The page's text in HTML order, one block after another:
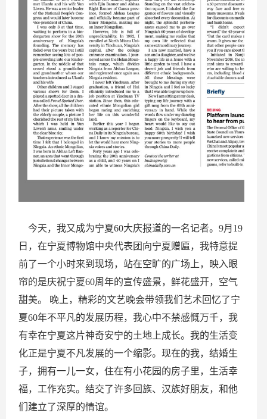
今天，我又成为宁夏60大庆报道的一名记者。9月19
日，在宁夏博物馆中央代表团向宁夏赠匾，我特意提
前了一个小时来到现场，站在空旷的广场上，映入眼
帘的是庆祝宁夏60周年的宣传盛景，鲜花盛开，空气
甜美。 晚上，精彩的文艺晚会带领我们艺术回忆了宁
夏60年不平凡的发展历程，我心中不禁感慨万千，我
有幸在宁夏这片神奇安宁的土地上成长。我的生活变
化正是宁夏不凡发展的一个缩影。现在的我，结婚生
子，拥有一儿一女，住在有小花园的房子里，生活幸
福，工作充实。结交了许多回族、汉族好朋友，和他
们建立了深厚的情谊。